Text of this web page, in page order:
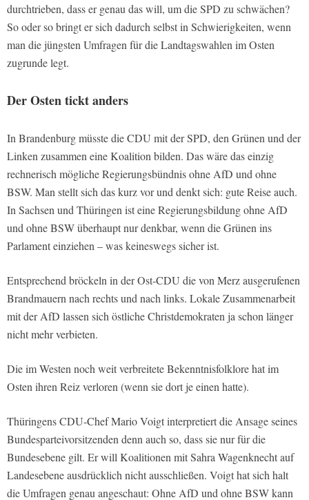
durchtrieben, dass er genau das will, um die SPD zu schwächen?
So oder so bringt er sich dadurch selbst in Schwierigkeiten, wenn
man die jüngsten Umfragen für die Landtagswahlen im Osten
zugrunde legt.
Der Osten tickt anders
In Brandenburg müsste die CDU mit der SPD, den Grünen und der
Linken zusammen eine Koalition bilden. Das wäre das einzig
rechnerisch mögliche Regierungsbündnis ohne AfD und ohne
BSW. Man stellt sich das kurz vor und denkt sich: gute Reise auch.
In Sachsen und Thüringen ist eine Regierungsbildung ohne AfD
und ohne BSW überhaupt nur denkbar, wenn die Grünen ins
Parlament einziehen – was keineswegs sicher ist.
Entsprechend bröckeln in der Ost-CDU die von Merz ausgerufenen
Brandmauern nach rechts und nach links. Lokale Zusammenarbeit
mit der AfD lassen sich östliche Christdemokraten ja schon länger
nicht mehr verbieten.
Die im Westen noch weit verbreitete Bekenntnisfolklore hat im
Osten ihren Reiz verloren (wenn sie dort je einen hatte).
Thüringens CDU-Chef Mario Voigt interpretiert die Ansage seines
Bundesparteivorsitzenden denn auch so, dass sie nur für die
Bundesebene gilt. Er will Koalitionen mit Sahra Wagenknecht auf
Landesebene ausdrücklich nicht ausschließen. Voigt hat sich halt
die Umfragen genau angeschaut: Ohne AfD und ohne BSW kann